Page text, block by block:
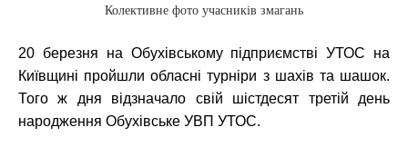
Колективне фото учасників змагань
20 березня на Обухівському підприємстві УТОС на
Київщині пройшли обласні турніри з шахів та шашок.
Того ж дня відзначало свій шістдесят третій день
народження Обухівське УВП УТОС.